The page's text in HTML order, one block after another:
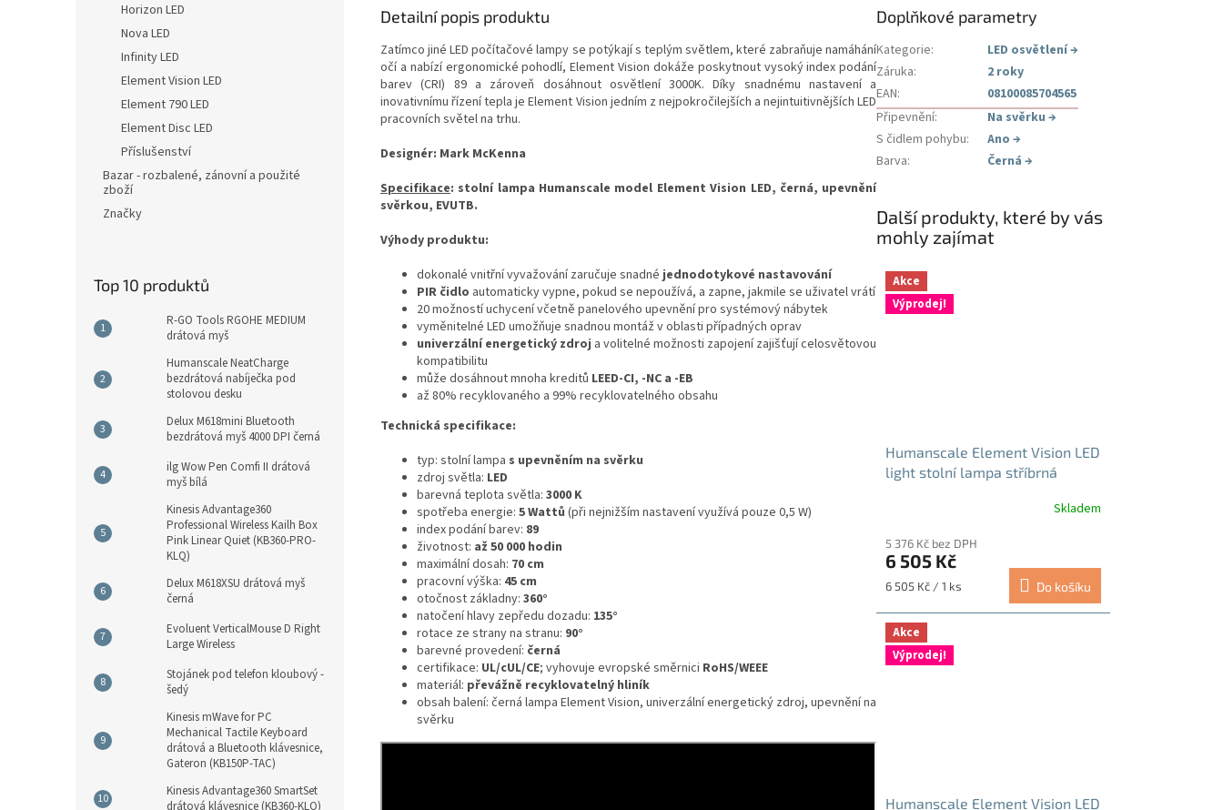
Horizon LED
Nova LED
Infinity LED
Element Vision LED
Element 790 LED
Element Disc LED
Příslušenství
Bazar - rozbalené, zánovní a použité
zboží
Značky
Top 10 produktů
R-GO Tools RGOHE MEDIUM
drátová myš
Humanscale NeatCharge
bezdrátová nabíječka pod
stolovou desku
Delux M618mini Bluetooth
bezdrátová myš 4000 DPI černá
ilg Wow Pen Comfi II drátová
myš bílá
Kinesis Advantage360
Professional Wireless Kailh Box
Pink Linear Quiet (KB360-PRO-
KLQ)
Delux M618XSU drátová myš
černá
Evoluent VerticalMouse D Right
Large Wireless
Stojánek pod telefon kloubový -
šedý
Kinesis mWave for PC
Mechanical Tactile Keyboard
drátová a Bluetooth klávesnice,
Gateron (KB150P-TAC)
Kinesis Advantage360 SmartSet
drátová klávesnice (KB360-KLQ)
Detailní popis produktu
Zatímco jiné LED počítačové lampy se potýkají s teplým světlem, které zabraňuje namáhání
očí a nabízí ergonomické pohodlí, Element Vision dokáže poskytnout vysoký index podání
barev (CRI) 89 a zároveň dosáhnout osvětlení 3000K. Díky snadnému nastavení a
inovativnímu řízení tepla je Element Vision jedním z nejpokročilejších a nejintuitivnějších LED
pracovních světel na trhu.
Designér: Mark McKenna
Specifikace: stolní lampa Humanscale model Element Vision LED, černá, upevnění
svěrkou, EVUTB.
Výhody produktu:
dokonalé vnitřní vyvažování zaručuje snadnéjednodotykové nastavování
PIR čidlo automaticky vypne, pokud se nepoužívá, a zapne, jakmile se uživatel vrátí
20 možností uchycení včetně panelového upevnění pro systémový nábytek
vyměnitelné LED umožňuje snadnou montáž v oblasti případných oprav
univerzální energetický zdroj a volitelné možnosti zapojení zajišťují celosvětovou
kompatibilitu
může dosáhnout mnoha kreditů LEED-CI, -NC a -EB
až 80% recyklovaného a 99% recyklovatelného obsahu
Technická specifikace:
typ: stolní lampa s upevněním na svěrku
zdroj světla: LED
barevná teplota světla: 3000 K
spotřeba energie: 5 Wattů (při nejnižším nastavení využívá pouze 0,5 W)
index podání barev: 89
životnost: až 50 000 hodin
maximální dosah: 70 cm
pracovní výška: 45 cm
otočnost základny: 360°
natočení hlavy zepředu dozadu: 135°
rotace ze strany na stranu: 90°
barevné provedení: černá
certifikace: UL/cUL/CE; vyhovuje evropské směrnici RoHS/WEEE
materiál: převážně recyklovatelný hliník
obsah balení: černá lampa Element Vision, univerzální energetický zdroj, upevnění na
svěrku
Doplňkové parametry
Kategorie: LED osvětlení→
Záruka:
2 roky
EAN:
08100085704565
Připevnění: Na svěrku →
S čidlem pohybu: Ano →
Barva: Černá →
Další produkty, které by vás
mohly zajímat
Akce
Výprodej!
Humanscale Element Vision LED
light stolní lampa stříbrná
Skladem
5 376 Kč bez DPH
6 505 Kč
Měrná
6 505 Kč / 1 ks Do košíku
Akce
Výprodej!
Humanscale Element Vision LED